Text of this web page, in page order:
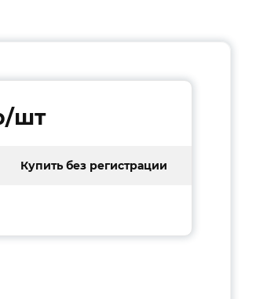
шт
Купить без регистрации